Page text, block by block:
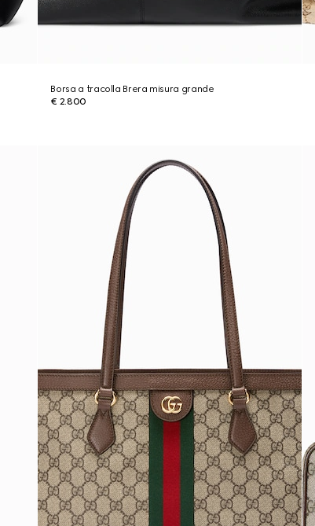
Borsa a tracolla Brera misura grande
€ 2.800